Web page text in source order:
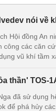
nói về
Hội đồng An
công các căn
vũ khí tầm
thần' TOS-
đã sử dụng
để phá hủy